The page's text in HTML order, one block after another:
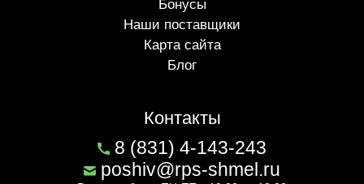
Бонусы
Наши поставщики
Карта сайта
Блог
Контакты
8 (831) 4-143-243
poshiv@rps-shmel.ru